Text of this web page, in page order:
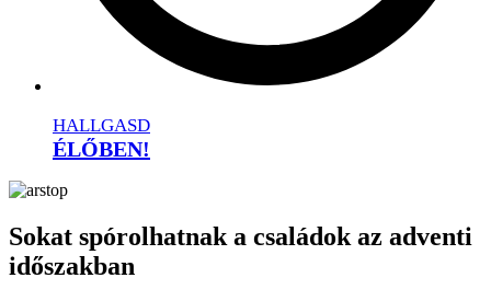
HALLGASD
ÉLŐBEN!
Sokat spórolhatnak a családok az adventi
időszakban